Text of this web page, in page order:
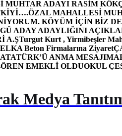
MUHTAR ADAYI RASİM
ÖZAL MAHALLESİ
KÖYÜM İÇİN BİZ
ADAY ADAYLIĞINI
A.ŞTurgut Kurt , Yirmibeşler
Beton Firmalarına Ziyaret
ANMA MESAJI
ÖREN EMEKLİ OLDUOKUL
Medya